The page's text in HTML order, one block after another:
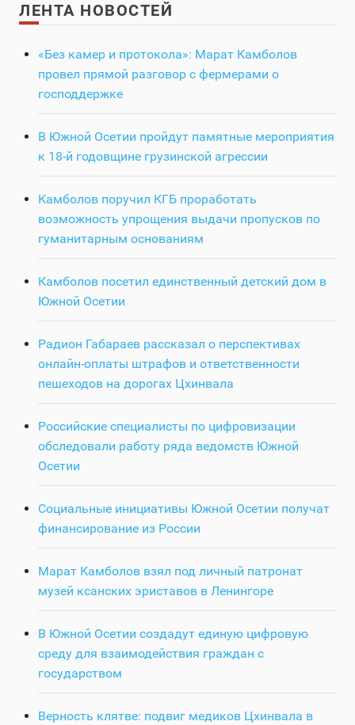
ЛЕНТА НОВОСТЕЙ
«Без камер и протокола»: Марат Камболов
провел прямой разговор с фермерами о
господдержке
В Южной Осетии пройдут памятные мероприятия
к 18-й годовщине грузинской агрессии
Камболов поручил КГБ проработать
возможность упрощения выдачи пропусков по
гуманитарным основаниям
Камболов посетил единственный детский дом в
Южной Осетии
Радион Габараев рассказал о перспективах
онлайн-оплаты штрафов и ответственности
пешеходов на дорогах Цхинвала
Российские специалисты по цифровизации
обследовали работу ряда ведомств Южной
Осетии
Социальные инициативы Южной Осетии получат
финансирование из России
Марат Камболов взял под личный патронат
музей ксанских эриставов в Ленингоре
В Южной Осетии создадут единую цифровую
среду для взаимодействия граждан с
государством
Верность клятве: подвиг медиков Цхинвала в